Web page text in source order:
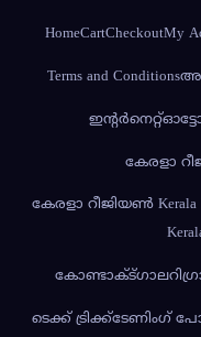
HomeCartCheckoutMy
Terms and Conditions
ഇന്റർനെറ്റ്
കേരളാ
കേരളാ റീജിയണ്‍ Kerala
കോണ്ടാക്ട്ഗാലറി
ടെക്ക് ട്രിക്ക്ടേണിംഗ്